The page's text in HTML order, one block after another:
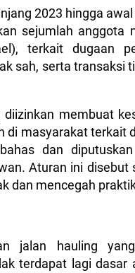
2023 hingga
sejumlah anggota
terkait dugaan
sah, serta transaksi
membuat
masyarakat terkait
dan
Aturan ini disebut
dan mencegah
jalan hauling
terdapat lagi dasar